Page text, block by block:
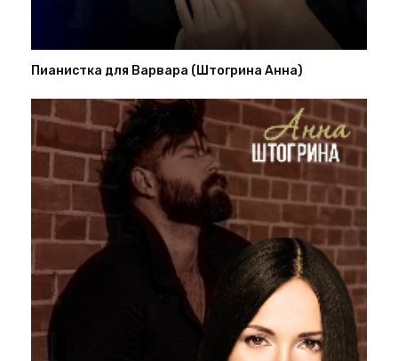
Пианистка для Варвара (Штогрина Анна)